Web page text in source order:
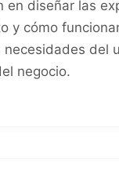
en diseñar las
y cómo
necesidades del
negocio.